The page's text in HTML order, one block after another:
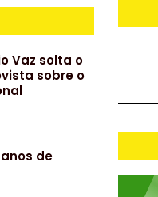
Vaz solta o
sobre o
de